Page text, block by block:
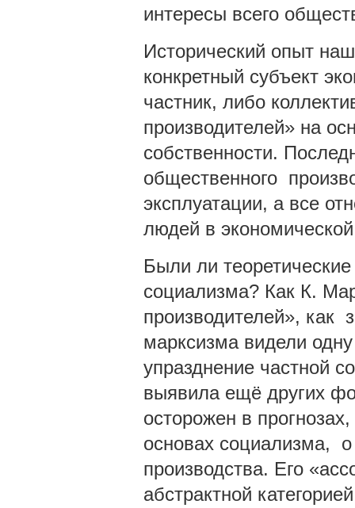
интересы всего
Исторический опыт
конкретный субъект
частник, либо
производителей» на
собственности.
общественного
эксплуатации, а все
людей в
Были ли
социализма? Как К.
производителей», как
марксизма видели
упразднение частной
выявила ещё других
осторожен в
основах социализма,
производства. Его
абстрактной